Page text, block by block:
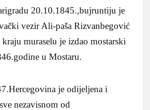
20.10.1845.,bujruntiju je
vezir Ali-paša Rizvanbegović
muraselu je izdao mostarski
u Mostaru.
je odijeljena i
nezavisnom od